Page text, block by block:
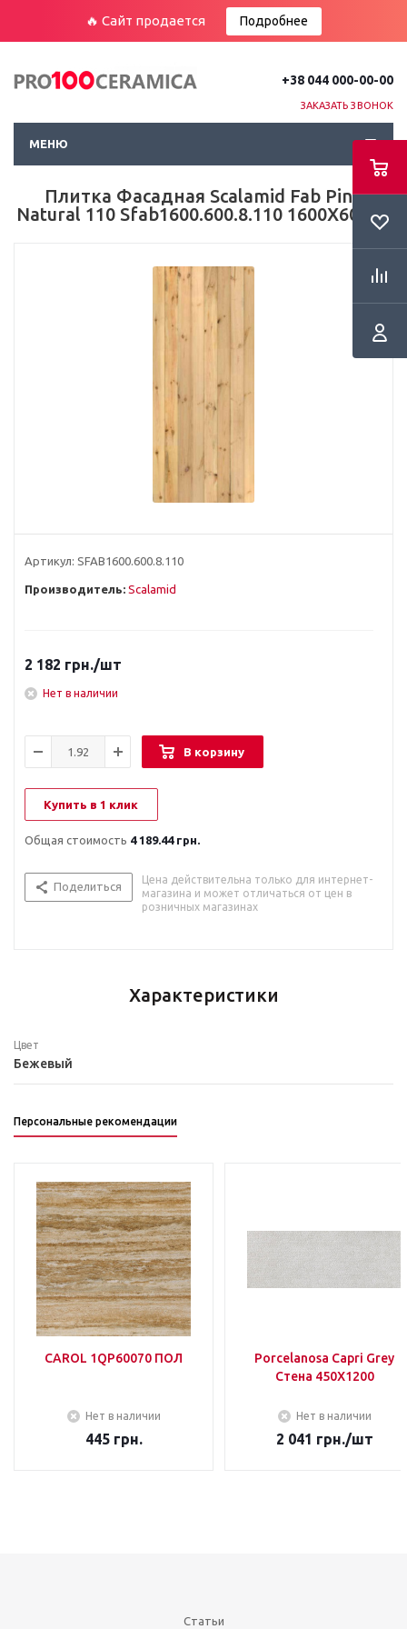
🔥 Сайт продается Подробнее
+38 044 000-00-00
ЗАКАЗАТЬ ЗВОНОК
МЕНЮ
Плитка Фасадная Scalamid Fab Pine
Natural 110 Sfab1600.600.8.110 1600X600X8
Артикул: SFAB1600.600.8.110
Производитель: Scalamid
2 182 грн./шт
Нет в наличии
В корзину
Купить в 1 клик
Общая стоимость 4 189.44 грн.
Поделиться
Цена действительна только для интернет-
магазина и может отличаться от цен в
розничных магазинах
Характеристики
Цвет
Бежевый
Персональные рекомендации
CAROL 1QP60070 ПОЛ
Нет в наличии
445грн.
Porcelanosa Capri Grey
Стена 450Х1200
Нет в наличии
2 041 грн./шт
Статьи